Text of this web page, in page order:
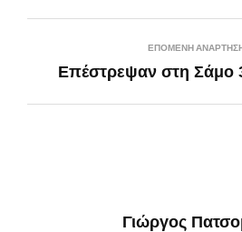
ΕΠΌΜΕΝΗ ΑΝΆΡΤΗΣΗ
Επέστρεψαν στη Σάμο
Γιώργος